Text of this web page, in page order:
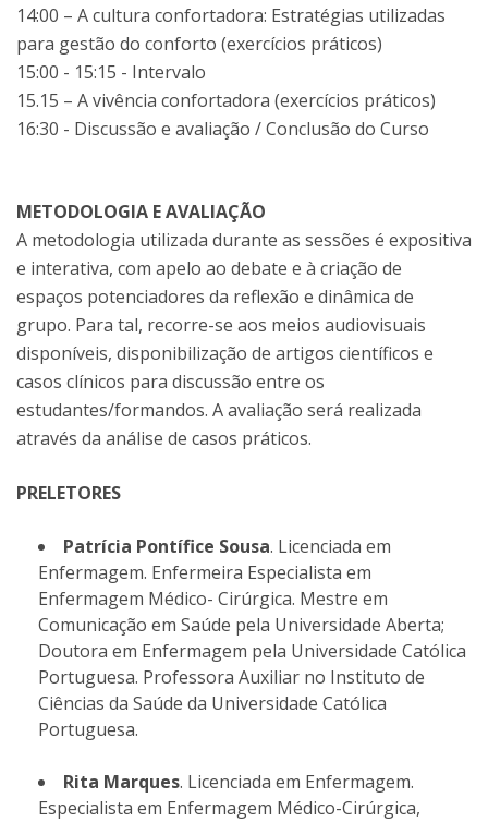
14:00 – A cultura confortadora: Estratégias utilizadas
para gestão do conforto (exercícios práticos)
15:00 - 15:15 - Intervalo
15.15 – A vivência confortadora (exercícios práticos)
16:30 - Discussão e avaliação / Conclusão do Curso
METODOLOGIA E AVALIAÇÃO
A metodologia utilizada durante as sessões é expositiva
e interativa, com apelo ao debate e à criação de
espaços potenciadores da reflexão e dinâmica de
grupo. Para tal, recorre-se aos meios audiovisuais
disponíveis, disponibilização de artigos científicos e
casos clínicos para discussão entre os
estudantes/formandos. A avaliação será realizada
através da análise de casos práticos.
PRELETORES
Patrícia Pontífice Sousa. Licenciada em
Enfermagem. Enfermeira Especialista em
Enfermagem Médico- Cirúrgica. Mestre em
Comunicação em Saúde pela Universidade Aberta;
Doutora em Enfermagem pela Universidade Católica
Portuguesa. Professora Auxiliar no Instituto de
Ciências da Saúde da Universidade Católica
Portuguesa.
Rita Marques. Licenciada em Enfermagem.
Especialista em Enfermagem Médico-Cirúrgica,